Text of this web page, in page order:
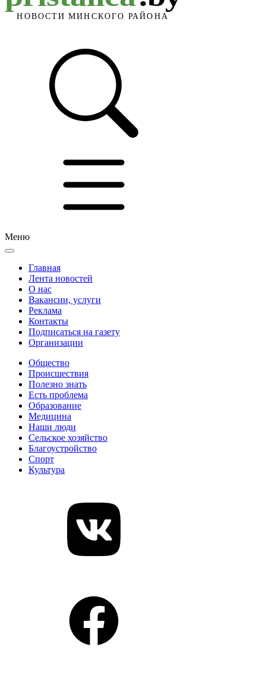
Меню
Главная
Лента новостей
О нас
Вакансии, услуги
Реклама
Контакты
Подписаться на газету
Организации
Общество
Происшествия
Полезно знать
Есть проблема
Образование
Медицина
Наши люди
Сельское хозяйство
Благоустройство
Спорт
Культура